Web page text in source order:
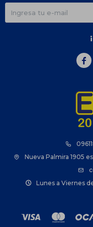
Nueva Palmira 1905
Lunes a Viernes
